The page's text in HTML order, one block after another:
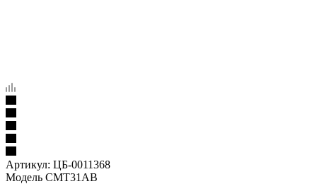
Артикул: ЦБ-0011368
Модель CMT31AB